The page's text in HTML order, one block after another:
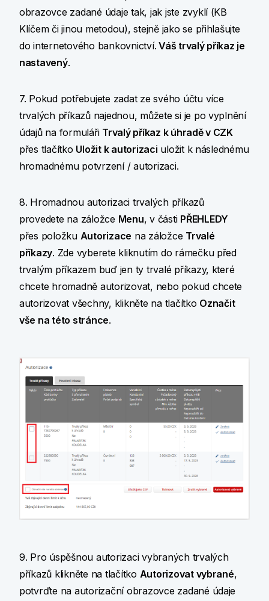
obrazovce zadané údaje tak, jak jste zvyklí (KB
Klíčem či jinou metodou), stejně jako se přihlašujte
do internetového bankovnictví. Váš trvalý příkaz je
nastavený.
7. Pokud potřebujete zadat ze svého účtu více
trvalých příkazů najednou, můžete si je po vyplnění
údajů na formuláři Trvalý příkaz k úhradě v CZK
přes tlačítko Uložit k autorizaci uložit k následnému
hromadnému potvrzení / autorizaci.
8. Hromadnou autorizaci trvalých příkazů
provedete na záložce Menu, v části PŘEHLEDY
přes položku Autorizace na záložce Trvalé
příkazy. Zde vyberete kliknutím do rámečku před
trvalým příkazem buď jen ty trvalé příkazy, které
chcete hromadně autorizovat, nebo pokud chcete
autorizovat všechny, klikněte na tlačítko Označit
vše na této stránce.
9. Pro úspěšnou autorizaci vybraných trvalých
příkazů klikněte na tlačítko Autorizovat vybrané,
potvrďte na autorizační obrazovce zadané údaje